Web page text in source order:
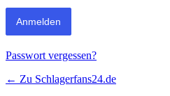
Passwort vergessen?
← Zu Schlagerfans24.de